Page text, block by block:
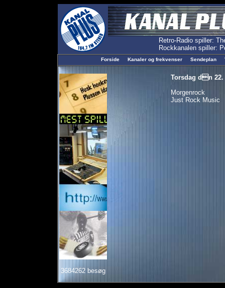
Forside Kanaler og frekvenser Sendeplan
3684262 besøg
Torsdag dn 22.
Morgenrock
Just Rock Music